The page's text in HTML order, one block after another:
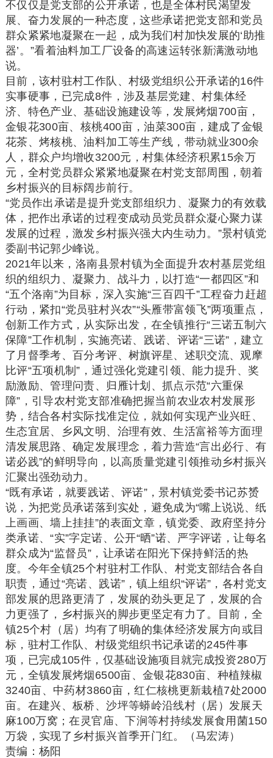
不仅仅是党支部的公开承诺，也是全体村民渴望发
展、奋力发展的一种态度，这些承诺把党支部和党员
群众紧紧地凝聚在一起，成为我们村加快发展的‘助推
器’。”看着油料加工厂设备的高速运转张新满激动地
说。
目前，该村驻村工作队、村级党组织公开承诺的16件
实事硬事，已完成8件，涉及基层党建、村集体经
济、特色产业、基础设施建设等，发展烤烟700亩，
金银花300亩、核桃400亩，油菜300亩，建成了金银
花茶、烤核桃、油料加工等生产线，带动就业300余
人，群众户均增收3200元，村集体经济积累15余万
元，全村党员群众紧紧地凝聚在村党支部周围，朝着
乡村振兴的目标阔步前行。
“党员作出承诺是提升党支部组织力、凝聚力的有效载
体，把作出承诺的过程变成动员党员群众凝心聚力谋
发展的过程，激发乡村振兴强大内生动力。”景村镇党
委副书记郭少峰说。
2021年以来，洛南县景村镇为全面提升农村基层党组
织的组织力、凝聚力、战斗力，以打造“一都四区”和
“五个洛南”为目标，深入实施“三百四千”工程奋力赶超
行动，紧扣“党员驻村兴农”“头雁带富领飞”两项重点，
创新工作方式，从实际出发，在全镇推行“三诺五制六
保障”工作机制，实施亮诺、践诺、评诺“三诺”，建立
了月督季考、百分考评、树旗评星、述职交流、观摩
比评“五项机制”，通过强化党建引领、能力提升、奖
励激励、管理问责、归雁计划、抓点示范“六重保
障”，引导农村党支部准确把握当前农业农村发展形
势，结合各村实际找准定位，就如何实现产业兴旺、
生态宜居、乡风文明、治理有效、生活富裕等方面理
清发展思路、确定发展理念，着力营造“言出必行、有
诺必践”的鲜明导向，以高质量党建引领推动乡村振兴
汇聚出强劲动力。
“既有承诺，就要践诺、评诺”，景村镇党委书记苏赟
说，为把党员承诺落到实处，避免成为“嘴上说说、纸
上画画、墙上挂挂”的表面文章，镇党委、政府坚持分
类承诺、“实”字定诺、公开“晒”诺、严字评诺，让每名
群众成为“监督员”，让承诺在阳光下保持鲜活的热
度。今年全镇25个村驻村工作队、村党支部结合各自
职责，通过“亮诺、践诺”，镇上组织“评诺”，各村党支
部发展的思路更清了，发展的劲头更足了，发展的合
力更强了，乡村振兴的脚步更坚定有力了。目前，全
镇25个村（居）均有了明确的集体经济发展方向或目
标，驻村工作队、村级党组织书记承诺的245件事
项，已完成105件，仅基础设施项目就完成投资280万
元，全镇发展烤烟6500亩、金银花830亩、种植辣椒
3240亩、中药材3860亩，红仁核桃更新栽植7处2000
亩。在建兴、板桥、沙坪等蟒岭沿线村（居）发展天
麻100万窝；在灵官庙、下涧等村持续发展食用菌150
万袋，实现了乡村振兴首季开门红。（马宏涛）
责编：杨阳